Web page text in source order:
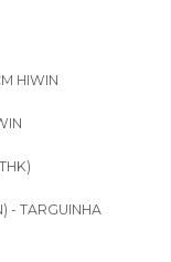
HIWIN
- TARGUINHA